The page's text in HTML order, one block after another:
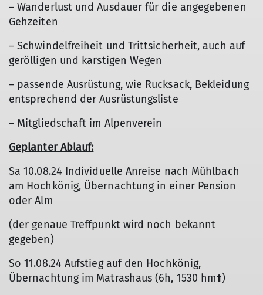
– Wanderlust und Ausdauer für die angegebenen
Gehzeiten
– Schwindelfreiheit und Trittsicherheit, auch auf
gerölligen und karstigen Wegen
– passende Ausrüstung, wie Rucksack, Bekleidung
entsprechend der Ausrüstungsliste
– Mitgliedschaft im Alpenverein
Geplanter Ablauf:
Sa 10.08.24 Individuelle Anreise nach Mühlbach
am Hochkönig, Übernachtung in einer Pension
oder Alm
(der genaue Treffpunkt wird noch bekannt
gegeben)
So 11.08.24 Aufstieg auf den Hochkönig,
Übernachtung im Matrashaus (6h, 1530 hm⬆️)